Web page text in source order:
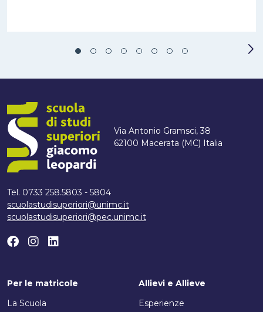
Via Antonio Gramsci, 38
62100 Macerata (MC) Italia
Tel. 0733 258.5803 - 5804
scuolastudisuperiori@unimc.it
scuolastudisuperiori@pec.unimc.it
Per le matricole
La Scuola
Allievi e Allieve
Esperienze